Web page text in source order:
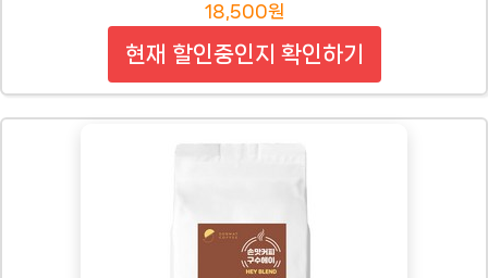
18,500원
현재 할인중인지 확인하기